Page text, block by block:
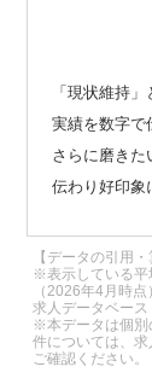
「現状維持
実績を数字で
さらに磨きた
伝わり好印象
【データの引用
※表示している平
（2026年4月時
求人データベー
※本データは個別
件については、
ご確認ください。